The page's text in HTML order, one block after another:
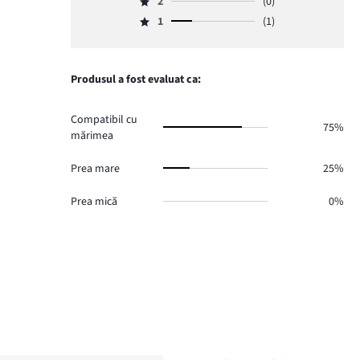
3.
de
3,
numărul
Evaluare
2,
voturi
0.
Evaluare
de
1 (1)
Produsul a fost evaluat ca:
Compatibil cu
mărimea
75%
Prea mare 25%
Prea mică 0%